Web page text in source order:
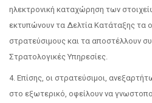
ηλεκτρονική καταχώρηση των
εκτυπώνουν τα Δελτία Κατάταξης τα
στρατεύσιμους και τα αποστέλλουν
Στρατολογικές Υπηρεσίες.
4. Επίσης, οι στρατεύσιμοι,
στο εξωτερικό, οφείλουν να